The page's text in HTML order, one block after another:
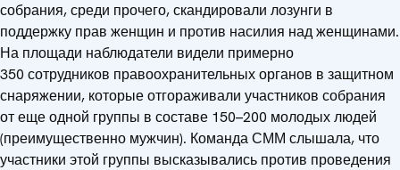
собрания, среди прочего, скандировали лозунги в
поддержку прав женщин и против насилия над женщинами.
На площади наблюдатели видели примерно
350 сотрудников правоохранительных органов в защитном
снаряжении, которые отгораживали участников собрания
от еще одной группы в составе 150–200 молодых людей
(преимущественно мужчин). Команда СММ слышала, что
участники этой группы высказывались против проведения